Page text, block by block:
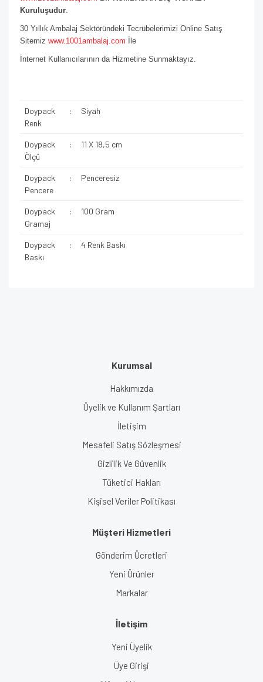
Kuruluşudur.
30 Yıllık Ambalaj Sektöründeki Tecrübelerimizi Online Satış
Sitemiz www.1001ambalaj.com İle
İnternet Kullanıcılarının da Hizmetine Sunmaktayız.
Doypack
Renk
: Siyah
Doypack
Ölçü
: 11 X 18,5 cm
Doypack
Pencere
: Penceresiz
Doypack
Gramaj
: 100 Gram
Doypack
Baskı
: 4 Renk Baskı
Kurumsal
Hakkımızda
Üyelik ve Kullanım Şartları
İletişim
Mesafeli Satış Sözleşmesi
Gizlilik Ve Güvenlik
Tüketici Hakları
Kişisel Veriler Politikası
Müşteri Hizmetleri
Gönderim Ücretleri
Yeni Ürünler
Markalar
İletişim
Yeni Üyelik
Üye Girişi